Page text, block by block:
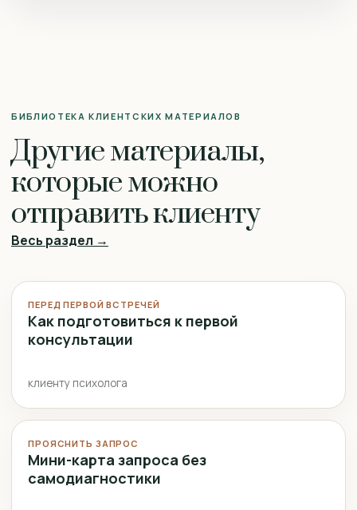
БИБЛИОТЕКА КЛИЕНТСКИХ МАТЕРИАЛОВ
Другие материалы,
которые можно
отправить клиенту
Весь раздел →
ПЕРЕД ПЕРВОЙ ВСТРЕЧЕЙ
Как подготовиться к первой
консультации
клиенту психолога
ПРОЯСНИТЬ ЗАПРОС
Мини-карта запроса без
самодиагностики